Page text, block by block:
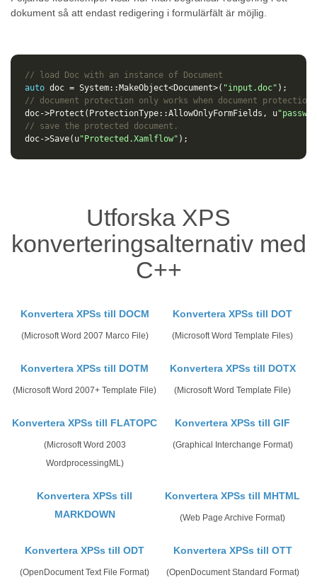
dokument så att endast redigering i formulärfält är möjlig.
// load Doc with an instance of Document
auto doc = System:: MakeObject<Document>( "input.doc" );
// document protection only works when document
doc->Protect ( ProtectionType::AllowOnlyFormFields , u
// save the protected document.
doc->Save( u"Protected.Xamlflow" );
Utforska XPS
konverteringsalternativ med
C++
Konvertera XPSs till DOCM
(Microsoft Word 2007 Marco File)
Konvertera XPSs till DOT
(Microsoft Word Template Files)
Konvertera XPSs till DOTM
(Microsoft Word 2007+ Template File)
Konvertera XPSs till DOTX
(Microsoft Word Template File)
Konvertera XPSs till FLATOPC
(Microsoft Word 2003
WordprocessingML)
Konvertera XPSs till GIF
(Graphical Interchange Format)
Konvertera XPSs till
MARKDOWN
Konvertera XPSs till MHTML
(Web Page Archive Format)
Konvertera XPSs till ODT
(OpenDocument Text File Format)
Konvertera XPSs till OTT
(OpenDocument Standard Format)